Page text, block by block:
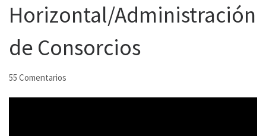
Horizontal/Administración
de Consorcios
55 Comentarios